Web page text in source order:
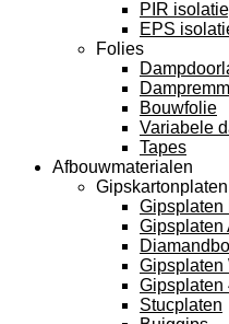
PIR
EPS
Folies
Bouwfolie
Variabele
Tapes
Afbouwmaterialen
Gipskartonplaten
Gipsplaten
Gipsplaten
Gipsplaten
Gipsplaten
Stucplaten